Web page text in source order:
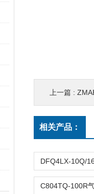
上一篇 :
相关产品：